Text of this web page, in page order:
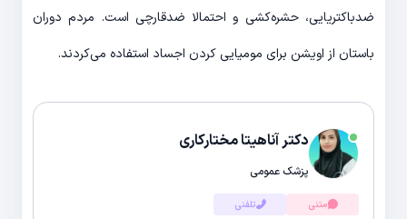
ضدباکتریایی، حشره‌کشی و احتمالا ضدقارچی است. مردم دوران
باستان از اویشن برای مومیایی کردن اجساد استفاده می‌کردند.
دکتر آناهیتا مختارکاری
پزشک عمومی
متنی تلفنی